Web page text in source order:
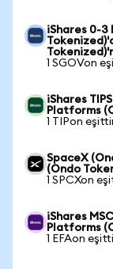
iShares 0-3
1 SGOVon
iShares
Platforms
1 TIPon
SpaceX
(Ondo
1 SPCXon
iShares
Platforms
1 EFAon